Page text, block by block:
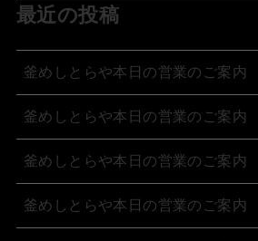
最近の投稿
釜めしとらや本日の営業のご案内
釜めしとらや本日の営業のご案内
釜めしとらや本日の営業のご案内
釜めしとらや本日の営業のご案内